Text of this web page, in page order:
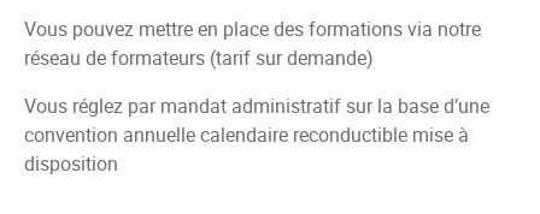
Vous pouvez mettre en place des formations via notre
réseau de formateurs (tarif sur demande)
Vous réglez par mandat administratif sur la base d’une
convention annuelle calendaire reconductible mise à
disposition